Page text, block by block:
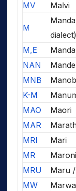
MV
Malvi
M
dialect)
M,E
NAN
MNB
K-M
MAO
Maori
MAR
MRI
Mari
MR
MRU
Maru
MW